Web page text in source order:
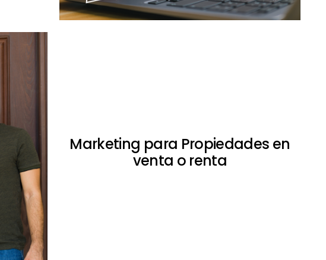
Marketing para Propiedades en
venta o renta